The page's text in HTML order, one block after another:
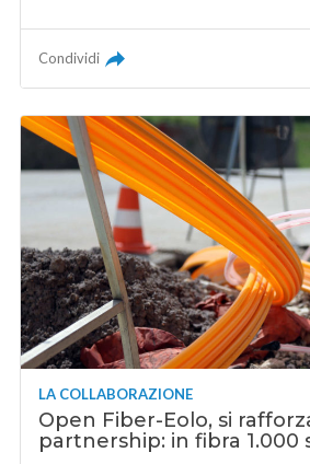
Condividi
LA COLLABORAZIONE
Open Fiber-Eolo, si
partnership: in fibra 1.000